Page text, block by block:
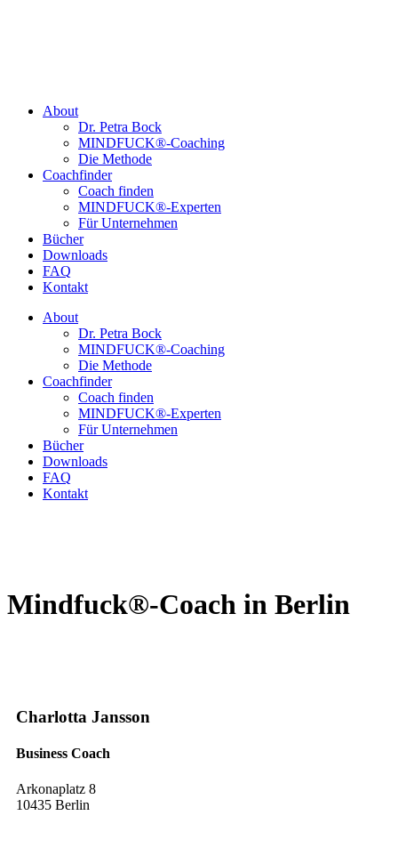
About
Dr. Petra Bock
MINDFUCK®-Coaching
Die Methode
Coachfinder
Coach finden
MINDFUCK®-Experten
Für Unternehmen
Bücher
Downloads
FAQ
Kontakt
About
Dr. Petra Bock
MINDFUCK®-Coaching
Die Methode
Coachfinder
Coach finden
MINDFUCK®-Experten
Für Unternehmen
Bücher
Downloads
FAQ
Kontakt
Mindfuck®-Coach in Berlin
Charlotta Jansson
Business Coach
Arkonaplatz 8
10435 Berlin